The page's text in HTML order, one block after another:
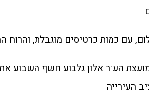
עם כמות כרטיסים מוגבלת, והרוח
העיר אלון גלבוע חשף השבוע
העירייה